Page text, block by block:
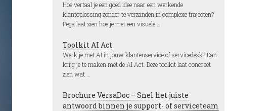
Hoe vertaal je een goed idee naar een werkende
klantoplossing zonder te verzanden in complexe trajecten?
Pega laat zien hoe je met een visuele …
Toolkit AI Act
Werk je met AI in jouw klantenservice of servicedesk? Dan
krijg je te maken met de AI Act. Deze toolkit laat concreet
zien wat …
Brochure VersaDoc – Snel het juiste
antwoord binnen je support- of serviceteam